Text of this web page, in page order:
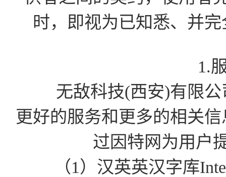
时，即视为已知悉、并
1.
无敌科技(西安)有限公
更好的服务和更多的相关
过因特网为用户
（1）汉英英汉字库